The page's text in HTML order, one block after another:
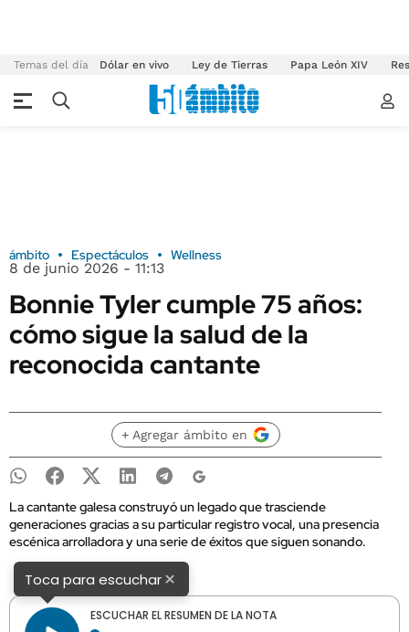
Temas del día Dólar en vivo Ley de Tierras Papa León XIV
ámbito Espectáculos Wellness
8 de junio 2026 - 11:13
Bonnie Tyler cumple 75 años:
cómo sigue la salud de la
reconocida cantante
+ Agregar ámbito en
La cantante galesa construyó un legado que trasciende
generaciones gracias a su particular registro vocal, una presencia
escénica arrolladora y una serie de éxitos que siguen sonando.
Toca para escuchar×
ESCUCHAR EL RESUMEN DE LA NOTA